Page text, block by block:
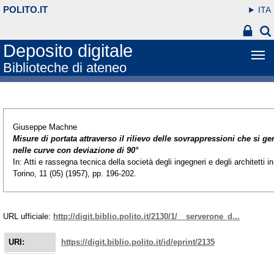
POLITO.IT ITA
Deposito digitale
Biblioteche di ateneo
Giuseppe Machne
Misure di portata attraverso il rilievo delle sovrappressioni che si
nelle curve con deviazione di 90°
In: Atti e rassegna tecnica della società degli ingegneri e degli architetti in
Torino, 11 (05) (1957), pp. 196-202.
URL ufficiale: http://digit.biblio.polito.it/2130/1/__serverone_d...
URI: https://digit.biblio.polito.it/id/eprint/2135